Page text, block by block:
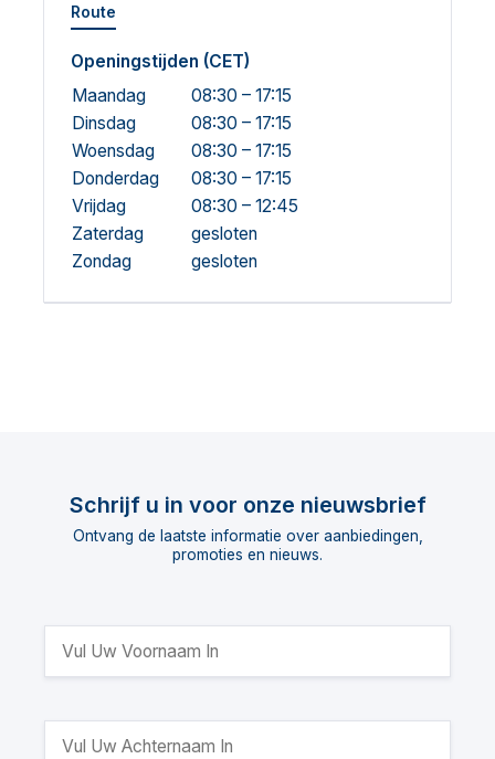
Route
Openingstijden (CET)
Maandag
08:30 – 17:15
Dinsdag
08:30 – 17:15
Woensdag
08:30 – 17:15
Donderdag
08:30 – 17:15
Vrijdag
08:30 – 12:45
Zaterdag
gesloten
Zondag
gesloten
Schrijf u in voor onze nieuwsbrief
Ontvang de laatste informatie over aanbiedingen,
promoties en nieuws.